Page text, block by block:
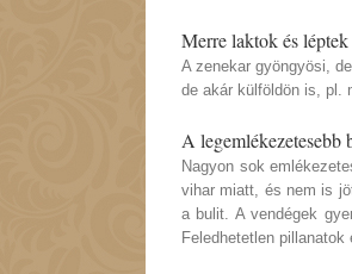
Merre laktok és léptek
A zenekar gyöngyösi,
de akár külföldön is, pl.
A legemlékezetesebb
Nagyon sok
vihar miatt, és nem is
a bulit. A vendégek
Feledhetetlen pillanatok